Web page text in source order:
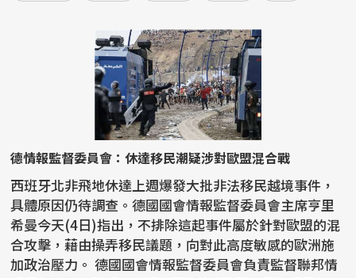
德情報監督委員會：休達移民潮疑涉對歐盟混合戰
西班牙北非飛地休達上週爆發大批非法移民越境事件，
具體原因仍待調查。德國國會情報監督委員會主席亨里
希曼今天(4日)指出，不排除這起事件屬於針對歐盟的混
合攻擊，藉由操弄移民議題，向對此高度敏感的歐洲施
加政治壓力。 德國國會情報監督委員會負責監督聯邦情